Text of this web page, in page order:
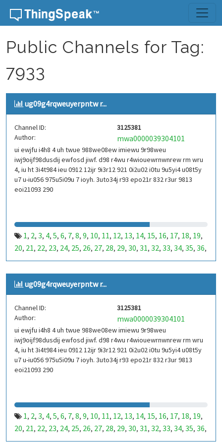
Skip to content
Public Channels for Tag:
7933
ug09g4rqweuyerpntw r...
Channel ID:
3125381
Author:
mwa0000039304101
ui ewjfu i4h8 4 uh twue 988we08ew imiewu 9r98weu
iwj9oijf98dusdij ewfosd jiwf. d98 r4wu r4wiouewrnwnrew rm wru
4, iu ht 3i4t984 ieu 0912 12ijr 9i3r12 921 0i2u02 i0tu 9u5yi4 u08t5y
u7 u-iu056 975u5i09u 7 ioyh. 3uto34j r93 epo21r 832 r3ur 9813
eoi21093 290
1, 2, 3, 4, 5, 6, 7, 8, 9, 10, 11, 12, 13, 14, 15, 16, 17, 18, 19,
20, 21, 22, 23, 24, 25, 26, 27, 28, 29, 30, 31, 32, 33, 34, 35, 36,
37,38,39,40,41,42,43,44,45,46,47,48,49,50,51,52,53,
99,100,101,102,103,104,105,106,107,108,109,110,
111,112,113,114,115,116,
123,124,125,126,127,128,129,130,131,132,133,134,
135,136,137 141,142,143
147,148 153,154,155,156,157,158
159,160,161,162,163,164,165 ,166,167,168,
171 ,172,173 ,174,175,176,177,178,179 ,180,181 ,182,
183,184,185,186, 187,188,189 ,190,191,192,193,194
195,196 ,197
231,232,233,234,235,236,237,238,239,
243, 244, 245, 246, 247,248,249,250 ,251,252, 253 ,254,
255 ,256,257, 258,259,260,261,262,263 ,264,265 , 266
ug09g4rqweuyerpntw r...
Channel ID:
3125381
Author:
mwa0000039304101
ui ewjfu i4h8 4 uh twue 988we08ew imiewu 9r98weu
iwj9oijf98dusdij ewfosd jiwf. d98 r4wu r4wiouewrnwnrew rm wru
4, iu ht 3i4t984 ieu 0912 12ijr 9i3r12 921 0i2u02 i0tu 9u5yi4 u08t5y
u7 u-iu056 975u5i09u 7 ioyh. 3uto34j r93 epo21r 832 r3ur 9813
eoi21093 290
1, 2, 3, 4, 5, 6, 7, 8, 9, 10, 11, 12, 13, 14, 15, 16, 17, 18, 19,
20, 21, 22, 23, 24, 25, 26, 27, 28, 29, 30, 31, 32, 33, 34, 35, 36,
37,38,39,40,41,42,43,44,45,46,47,48,49,50,51,52,53,